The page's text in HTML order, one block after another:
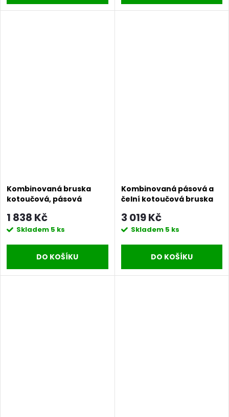
Kombinovaná bruska
kotoučová, pásová
PAE1350S
1 838 Kč
Skladem 5 ks
DO KOŠÍKU
Kombinovaná pásová a
čelní kotoučová bruska
3 019 Kč
Skladem 5 ks
DO KOŠÍKU